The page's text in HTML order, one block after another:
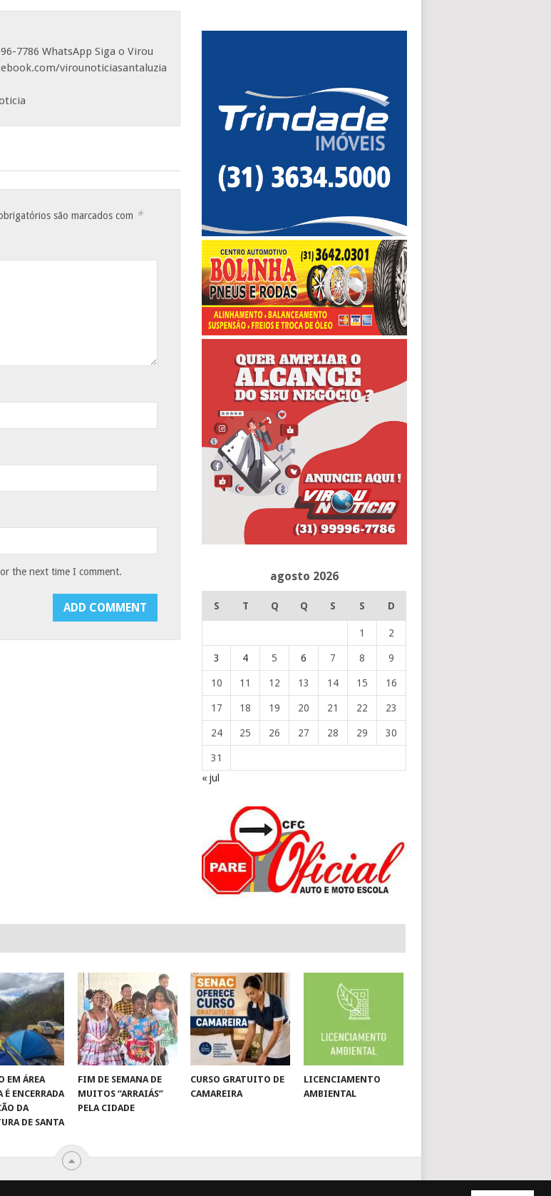
7786 WhatsApp Siga o Virou
virounoticiasantaluzia
são marcados com *
the next time I comment. agosto 2026
S T Q Q S S D
1 2
3 4 5 6 7 8 9
10 11 12 13 14 15 16
17 18 19 20 21 22 23
24 25 26 27 28 29 30
31
« jul
EM ÁREA
É ENCERRADA
DA
DE SANTA
FIM DE SEMANA DE
MUITOS “ARRAIÁS”
PELA CIDADE
CURSO GRATUITO DE
CAMAREIRA
LICENCIAMENTO
AMBIENTAL